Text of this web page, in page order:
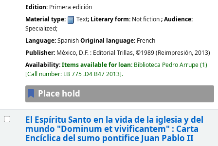
Edition: Primera edición
Material type:
Text; Literary form: Not fiction; Audience:
Specialized;
Language:SpanishOriginal language: French
Publisher: México, D.F. : Editorial Trillas,©1989(Reimpresión, 2013)
Availability:Items available for loan: Biblioteca Pedro Arrupe(1)
Call number: LB 775 .D4 B47 2013 .
Place hold
El Espíritu Santo en la vida de la iglesia y del
mundo "Dominum et vivificantem" : Carta
Encíclica del sumo pontifice Juan Pablo II